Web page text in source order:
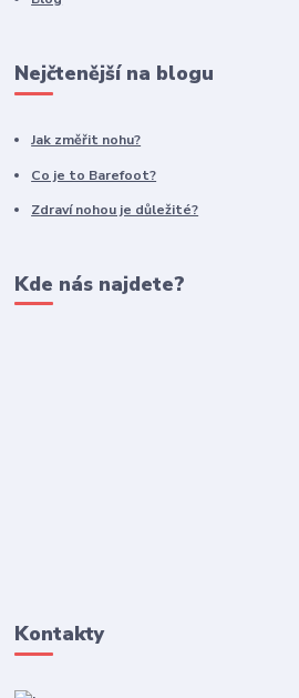
Nejčtenější na blogu
Jak změřit nohu?
Co je to Barefoot?
Zdraví nohou je důležité?
Kde nás najdete?
Kontakty